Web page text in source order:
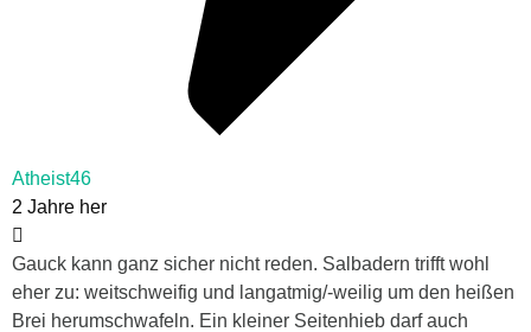
Atheist46
2 Jahre her
Gauck kann ganz sicher nicht reden. Salbadern trifft wohl
eher zu: weitschweifig und langatmig/-weilig um den heißen
Brei herumschwafeln. Ein kleiner Seitenhieb darf auch